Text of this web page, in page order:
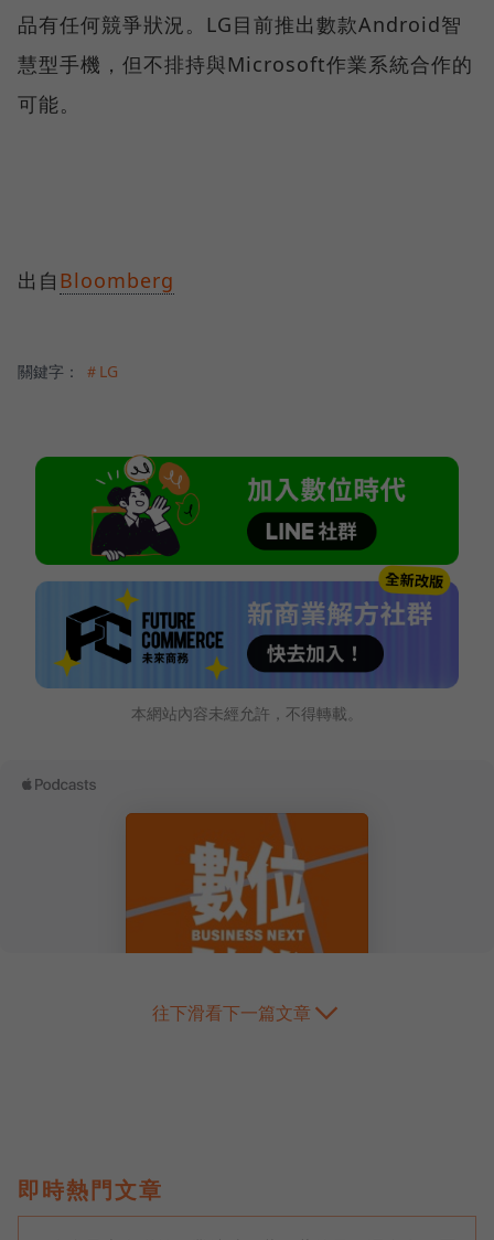
品有任何競爭狀況。LG目前推出數款Android智
慧型手機，但不排持與Microsoft作業系統合作的
可能。
出自 Bloomberg
關鍵字： ＃LG
本網站內容未經允許，不得轉載。
往下滑看下一篇文章
即時熱門文章